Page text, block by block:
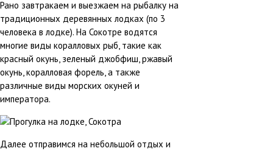
Рано завтракаем и выезжаем на рыбалку на
традиционных деревянных лодках (по 3
человека в лодке). На Сокотре водятся
многие виды коралловых рыб, такие как
красный окунь, зеленый джобфиш, ржавый
окунь, коралловая форель, а также
различные виды морских окуней и
императора.
Далее отправимся на небольшой отдых и